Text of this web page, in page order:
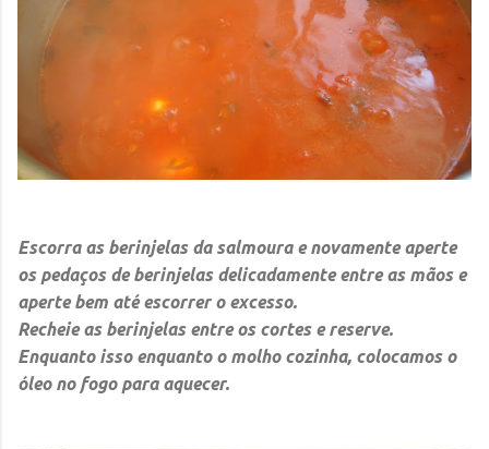
Escorra as berinjelas da salmoura e novamente aperte
os pedaços de berinjelas delicadamente entre as mãos e
aperte bem até escorrer o excesso.
Recheie as berinjelas entre os cortes e reserve.
Enquanto isso enquanto o molho cozinha, colocamos o
óleo no fogo para aquecer.